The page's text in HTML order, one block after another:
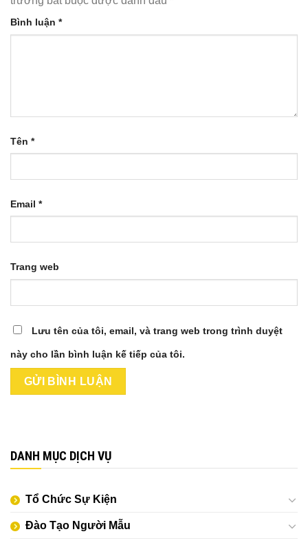
Bình luận *
Tên *
Email *
Trang web
Lưu tên của tôi, email, và trang web trong trình duyệt
này cho lần bình luận kế tiếp của tôi.
DANH MỤC DỊCH VỤ
Tổ Chức Sự Kiện
Đào Tạo Người Mẫu